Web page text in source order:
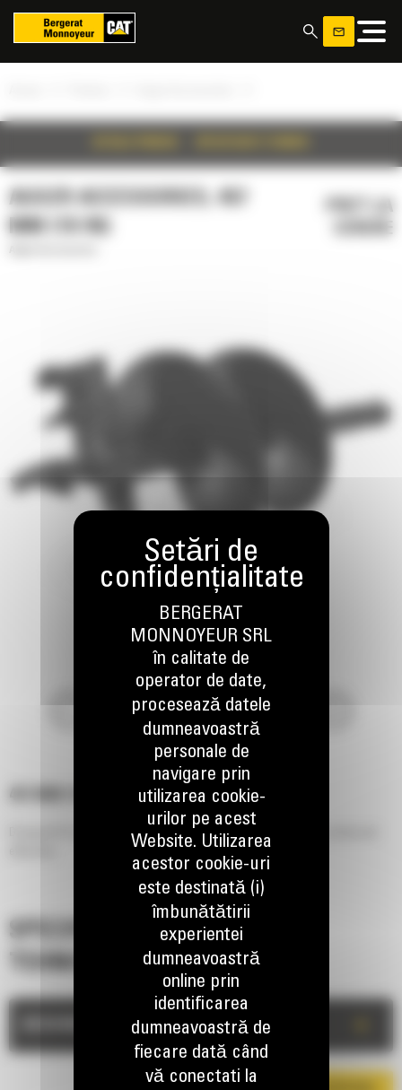
AUGER ACCESSORIES, 457
MM (18 IN)
Designed for digging postholes, footings, shrub and tree plantings easily and
SPECIFICATII
TEHNICE
Panoul de gestionare a panourilor cookie
BERGERAT
MONNOYEUR SRL
în calitate de
operator de date,
procesează datele
dumneavoastră
personale de
navigare prin
utilizarea cookie-
urilor pe acest
Website. Utilizarea
acestor cookie-uri
este destinată (i)
îmbunătătirii
experientei
dumneavoastră
online prin
identificarea
dumneavoastră de
fiecare dată când
vă conectati la